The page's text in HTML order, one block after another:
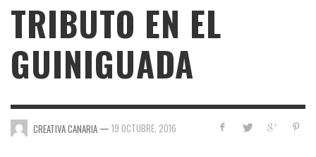
TRIBUTO EN EL
GUINIGUADA
CREATIVA CANARIA — 19 OCTUBRE, 2016